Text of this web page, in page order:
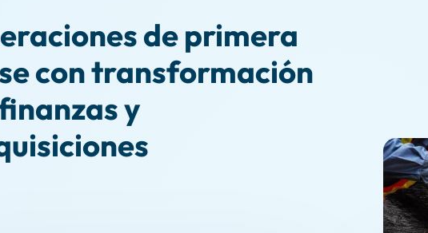
de primera
con transformación
y